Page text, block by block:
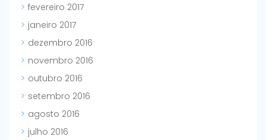
fevereiro 2017
janeiro 2017
dezembro 2016
novembro 2016
outubro 2016
setembro 2016
agosto 2016
julho 2016